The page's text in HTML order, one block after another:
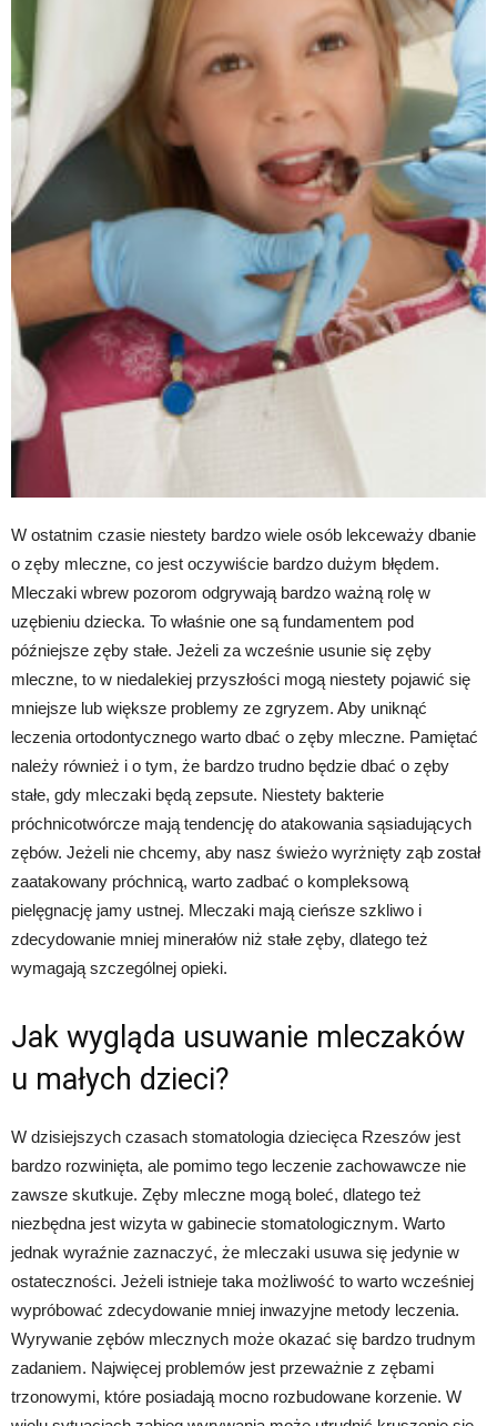
W ostatnim czasie niestety bardzo wiele osób lekceważy dbanie
o zęby mleczne, co jest oczywiście bardzo dużym błędem.
Mleczaki wbrew pozorom odgrywają bardzo ważną rolę w
uzębieniu dziecka. To właśnie one są fundamentem pod
późniejsze zęby stałe. Jeżeli za wcześnie usunie się zęby
mleczne, to w niedalekiej przyszłości mogą niestety pojawić się
mniejsze lub większe problemy ze zgryzem. Aby uniknąć
leczenia ortodontycznego warto dbać o zęby mleczne. Pamiętać
należy również i o tym, że bardzo trudno będzie dbać o zęby
stałe, gdy mleczaki będą zepsute. Niestety bakterie
próchnicotwórcze mają tendencję do atakowania sąsiadujących
zębów. Jeżeli nie chcemy, aby nasz świeżo wyrżnięty ząb został
zaatakowany próchnicą, warto zadbać o kompleksową
pielęgnację jamy ustnej. Mleczaki mają cieńsze szkliwo i
zdecydowanie mniej minerałów niż stałe zęby, dlatego też
wymagają szczególnej opieki.
Jak wygląda usuwanie mleczaków
u małych dzieci?
W dzisiejszych czasach stomatologia dziecięca Rzeszów jest
bardzo rozwinięta, ale pomimo tego leczenie zachowawcze nie
zawsze skutkuje. Zęby mleczne mogą boleć, dlatego też
niezbędna jest wizyta w gabinecie stomatologicznym. Warto
jednak wyraźnie zaznaczyć, że mleczaki usuwa się jedynie w
ostateczności. Jeżeli istnieje taka możliwość to warto wcześniej
wypróbować zdecydowanie mniej inwazyjne metody leczenia.
Wyrywanie zębów mlecznych może okazać się bardzo trudnym
zadaniem. Najwięcej problemów jest przeważnie z zębami
trzonowymi, które posiadają mocno rozbudowane korzenie. W